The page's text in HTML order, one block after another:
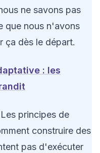
ne savons pas
que nous n'avons
ça dès le départ.
: les
principes de
construire des
pas d'exécuter